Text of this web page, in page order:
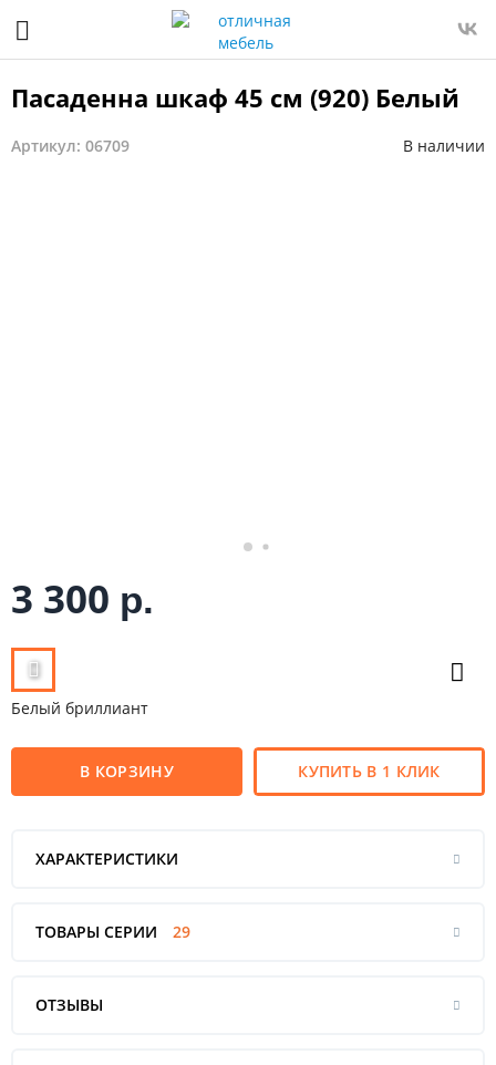
Пасаденна шкаф 45 см (920) Белый
Артикул: 06709 В наличии
3 300 р.
Белый бриллиант
В КОРЗИНУ КУПИТЬ В 1 КЛИК
ХАРАКТЕРИСТИКИ
ТОВАРЫ СЕРИИ 29
ОТЗЫВЫ